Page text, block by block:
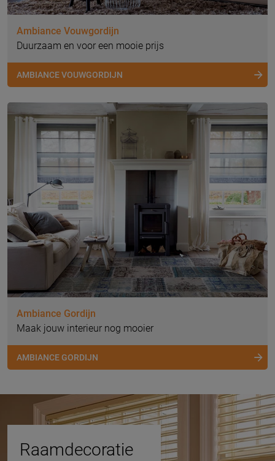
Ambiance Vouwgordijn
Duurzaam en voor een mooie prijs
AMBIANCE VOUWGORDIJN
Ambiance Gordijn
Maak jouw interieur nog mooier
AMBIANCE GORDIJN
Raamdecoratie